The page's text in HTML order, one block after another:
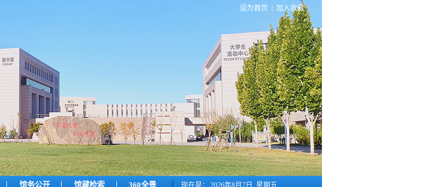
设为首页 加入收藏
| 馆务公开 | 馆藏检索 | 360全景 现在是： 2026年8月7日 星期五